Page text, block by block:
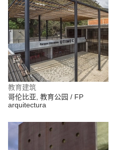
教育建筑
哥伦比亚, 教育公园 / FP
arquitectura